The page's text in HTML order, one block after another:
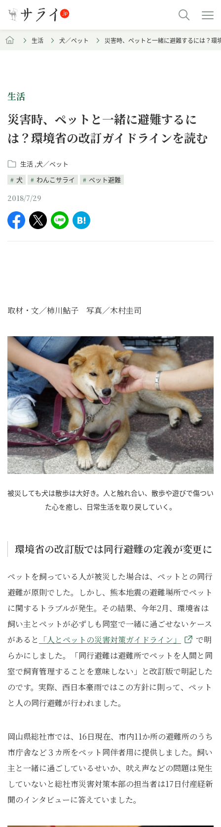
生活 犬／ペット 災害時、ペットと一緒に避難するには？環
生活
災害時、ペットと一緒に避難するに
は？環境省の改訂ガイドラインを読む
生活 犬／ペット
犬
わんこサライ ペット避難
2018/7/29
取材・文／柿川鮎子 写真／木村圭司
被災しても犬は散歩は大好き。人と触れ合い、散歩や遊びで傷つい
た心を癒し、日常生活を取り戻していく。
環境省の改訂版では同行避難の定義が変更に
ペットを飼っている人が被災した場合は、ペットとの同行
避難が原則でした。しかし、熊本地震の避難場所でペット
に関するトラブルが発生。その結果、今年2月、環境省は
飼い主とペットが必ずしも同室で一緒に過ごせないケース
があると 「人とペットの災害対策ガイドライン」
で明
らかにしました。「同行避難は避難所でペットを人間と同
室で飼育管理することを意味しない」と改訂版で明記した
のです。実際、西日本豪雨ではこの方針に則って、ペット
と人の同行避難が行われました。
岡山県総社市では、16日現在、市内11か所の避難所のうち
市庁舎など３カ所をペット同伴者用に提供しました。飼い
主と一緒に過ごしているせいか、吠え声などの問題は発生
していないと総社市災害対策本部の担当者は17日付産経新
聞のインタビューに答えていました。